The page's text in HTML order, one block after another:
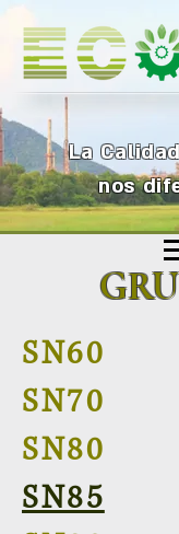
La
nos
SN60
SN70
SN80
SN85